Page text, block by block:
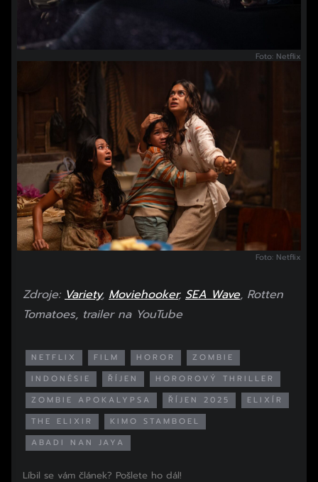
Foto: Netflix
Foto: Netflix
Zdroje: Variety, Moviehooker, SEA Wave, Rotten
Tomatoes, trailer na YouTube
NETFLIX FILM HOROR
ZOMBIE
INDONÉSIE
ŘÍJEN
HOROROVÝ THRILLER
ZOMBIE APOKALYPSA
ŘÍJEN 2025
ELIXÍR
THE ELIXIR
KIMO STAMBOEL
ABADI NAN JAYA
Líbil se vám článek? Pošlete ho dál!